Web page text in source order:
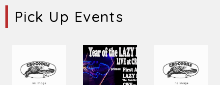
Pick Up Events